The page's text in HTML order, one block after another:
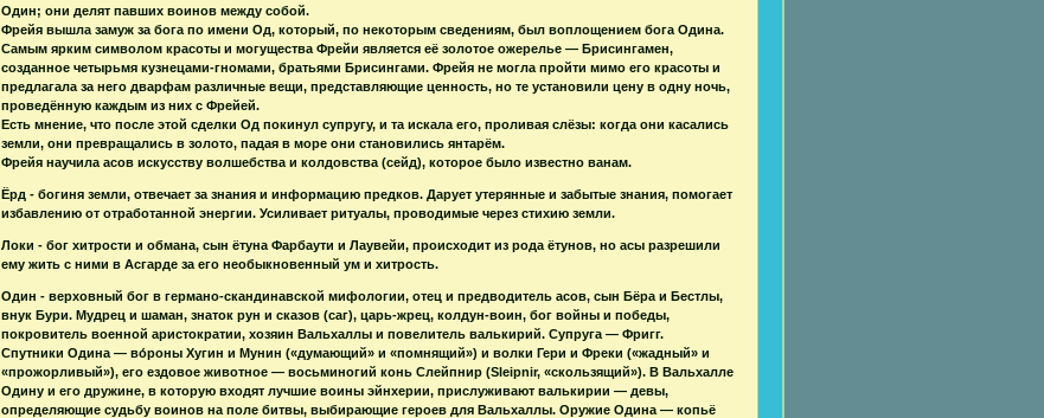
Один; они делят павших воинов между собой.
Фрейя вышла замуж за бога по имени Од, который, по некоторым сведениям, был воплощением бога Одина.
Самым ярким символом красоты и могущества Фрейи является её золотое ожерелье — Брисингамен,
созданное четырьмя кузнецами-гномами, братьями Брисингами. Фрейя не могла пройти мимо его красоты и
предлагала за него дварфам различные вещи, представляющие ценность, но те установили цену в одну ночь,
проведённую каждым из них с Фрейей.
Есть мнение, что после этой сделки Од покинул супругу, и та искала его, проливая слёзы: когда они касались
земли, они превращались в золото, падая в море они становились янтарём.
Фрейя научила асов искусству волшебства и колдовства (сейд), которое было известно ванам.
Ёрд - богиня земли, отвечает за знания и информацию предков. Дарует утерянные и забытые знания, помогает
избавлению от отработанной энергии. Усиливает ритуалы, проводимые через стихию земли.
Локи - бог хитрости и обмана, сын ётуна Фарбаути и Лаувейи, происходит из рода ётунов, но асы разрешили
ему жить с ними в Асгарде за его необыкновенный ум и хитрость.
Один - верховный бог в германо-скандинавской мифологии, отец и предводитель асов, сын Бёра и Бестлы,
внук Бури. Мудрец и шаман, знаток рун и сказов (саг), царь-жрец, колдун-воин, бог войны и победы,
покровитель военной аристократии, хозяин Вальхаллы и повелитель валькирий. Супруга — Фригг.
Спутники Одина — во́роны Хугин и Мунин («думающий» и «помнящий») и волки Гери и Фреки («жадный» и
«прожорливый»), его ездовое животное — восьминогий конь Слейпнир (Sleipnir, «скользящий»). В Вальхалле
Одину и его дружине, в которую входят лучшие воины эйнхерии, прислуживают валькирии — девы,
определяющие судьбу воинов на поле битвы, выбирающие героев для Вальхаллы. Оружие Одина — копьё